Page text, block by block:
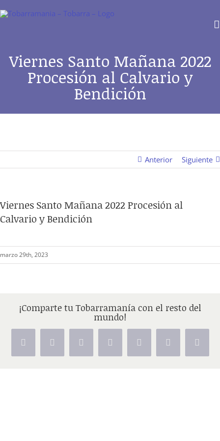
Viernes Santo Mañana 2022
Procesión al Calvario y
Bendición
Anterior Siguiente
Viernes Santo Mañana 2022 Procesión al
Calvario y Bendición
marzo 29th, 2023
¡Comparte tu Tobarramanía con el resto del
mundo!
Facebook
X Reddit LinkedInTumblr PinterestVk